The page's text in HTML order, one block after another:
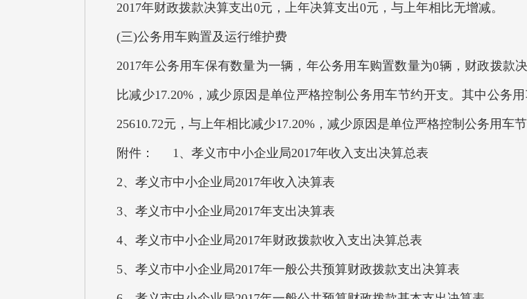
2017年财政拨款决算支出0元，上年决算支出0元，与上年相比无增减。
(三)公务用车购置及运行维护费
2017年公务用车保有数量为一辆，年公务用车购置数量为0辆，财政拨款
比减少17.20%，减少原因是单位严格控制公务用车节约开支。其中公务
25610.72元，与上年相比减少17.20%，减少原因是单位严格控制公务用车节
附件： 1、孝义市中小企业局2017年收入支出决算总表
2、孝义市中小企业局2017年收入决算表
3、孝义市中小企业局2017年支出决算表
4、孝义市中小企业局2017年财政拨款收入支出决算总表
5、孝义市中小企业局2017年一般公共预算财政拨款支出决算表